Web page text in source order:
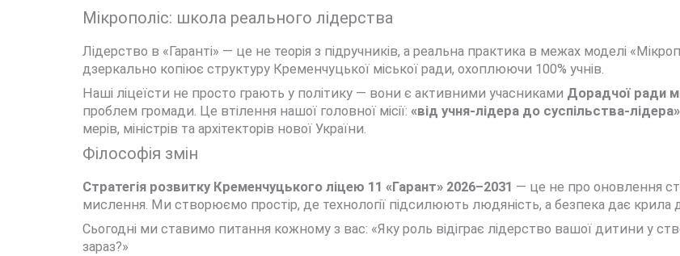
Мікрополіс: школа реального лідерства
Лідерство в «Гаранті» — це не теорія з підручників, а реальна практика в межах моделі
дзеркально копіює структуру Кременчуцької міської ради, охоплюючи 100% учнів.
Наші ліцеїсти не просто грають у політику — вони є активними учасниками Дорадчої ради
проблем громади. Це втілення нашої головної місії: «від учня-лідера до суспільства-лідера»
мерів, міністрів та архітекторів нової України.
Філософія змін
Стратегія розвитку Кременчуцького ліцею 11 «Гарант» 2026–2031 — це не про оновлення
мислення. Ми створюємо простір, де технології підсилюють людяність, а безпека дає крила
Сьогодні ми ставимо питання кожному з вас: «Яку роль відіграє лідерство вашої дитини у
зараз?»